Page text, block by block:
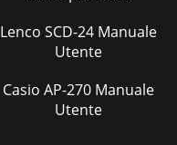
Lenco SCD-24 Manuale
Utente
Casio AP-270 Manuale
Utente